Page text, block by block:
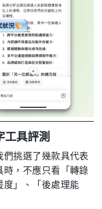
工具評測
挑選了幾款具代表
時，不應只看「轉錄
度」、「後處理能